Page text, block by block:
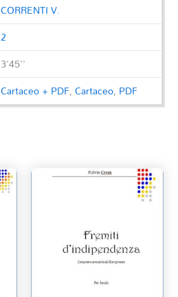
CORRENTI V.
2
3'45''
Cartaceo + PDF,Cartaceo, PDF